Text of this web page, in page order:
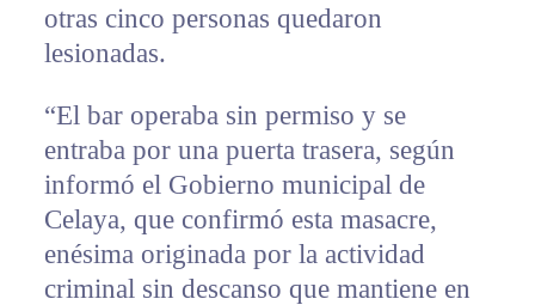
otras cinco personas quedaron
lesionadas.
“El bar operaba sin permiso y se
entraba por una puerta trasera, según
informó el Gobierno municipal de
Celaya, que confirmó esta masacre,
enésima originada por la actividad
criminal sin descanso que mantiene en